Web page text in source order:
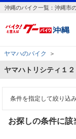
沖縄のバイク一覧：沖縄市
ヤマハのバイク ＞
ヤマハトリシティ１
条件を指定して絞り込
お探しの条件に該